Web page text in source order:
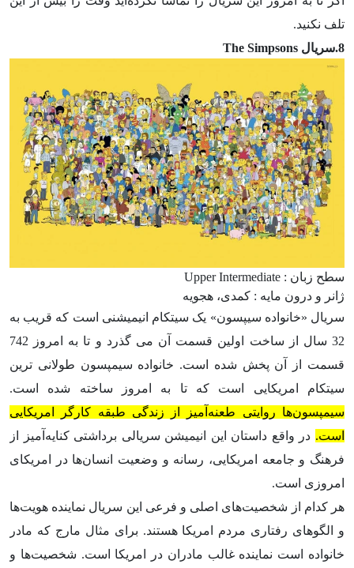
تلف نکنید.
8.سریال The Simpsons
سطح زبان : Upper Intermediate
ژانر و درون مایه : کمدی، هجویه
سریال «خانواده سیپسون» یک سیتکام انیمیشنی است که قریب به
32 سال از ساخت اولین قسمت آن می گذرد و تا به امروز 742
قسمت از آن پخش شده است. خانواده سیمپسون طولانی ترین
سیتکام امریکایی است که تا به امروز ساخته شده است.
سیمپسون‌ها روایتی طعنه‌آمیز از زندگی طبقه کارگر امریکایی
است. در واقع داستان این انیمیشن سریالی برداشتی کنایه‌آمیز از
فرهنگ و جامعه امریکایی، رسانه و وضعیت انسان‌ها در امریکای
امروزی است.
هر کدام از شخصیت‌های اصلی و فرعی این سریال نماینده هویت‌ها
و الگوهای رفتاری مردم امریکا هستند. برای مثال مارج که مادر
خانواده است نماینده غالب مادران در امریکا است. شخصیت‌ها و